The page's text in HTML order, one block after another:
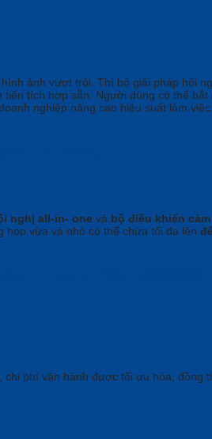
ảnh vượt trội. Thì bộ giải pháp hội
tích hợp sẵn. Người dùng có thể
nghiệp nâng cao hiệu suất làm
nghị all-in- one và bộ điều khiển
họp vừa và nhỏ có thể chứa tối đa lên
phí vận hành được tối ưu hóa, đồng